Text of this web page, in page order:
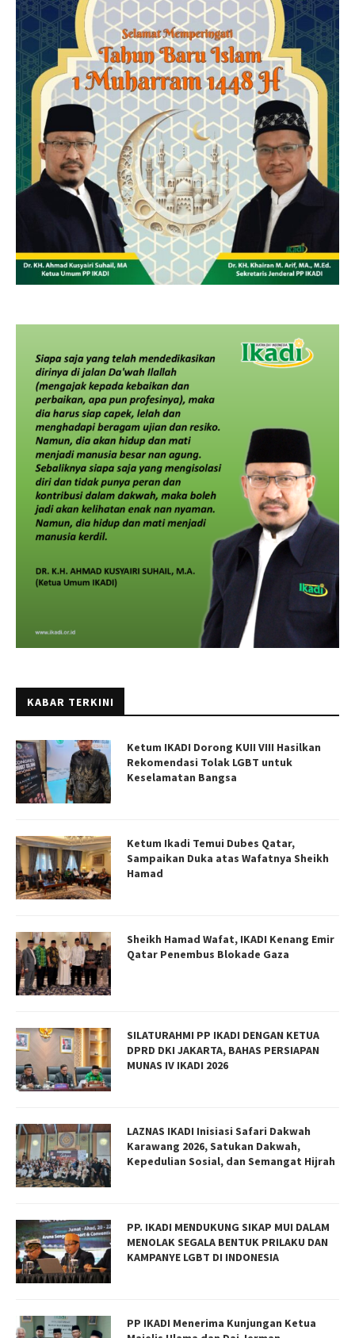
KABAR TERKINI
Ketum IKADI Dorong KUII VIII Hasilkan
Rekomendasi Tolak LGBT untuk
Keselamatan Bangsa
Ketum Ikadi Temui Dubes Qatar,
Sampaikan Duka atas Wafatnya Sheikh
Hamad
Sheikh Hamad Wafat, IKADI Kenang Emir
Qatar Penembus Blokade Gaza
SILATURAHMI PP IKADI DENGAN KETUA
DPRD DKI JAKARTA, BAHAS PERSIAPAN
MUNAS IV IKADI 2026
LAZNAS IKADI Inisiasi Safari Dakwah
Karawang 2026, Satukan Dakwah,
Kepedulian Sosial, dan Semangat Hijrah
PP. IKADI MENDUKUNG SIKAP MUI DALAM
MENOLAK SEGALA BENTUK PRILAKU DAN
KAMPANYE LGBT DI INDONESIA
PP IKADI Menerima Kunjungan Ketua